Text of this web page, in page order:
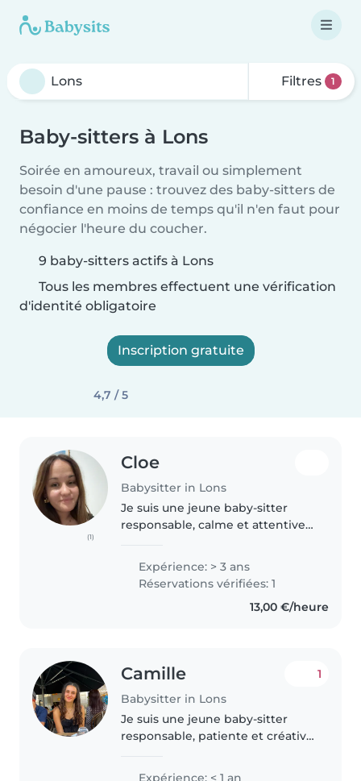
Filtres 1
Baby-sitters à Lons
Soirée en amoureux, travail ou simplement
besoin d'une pause : trouvez des baby-sitters de
confiance en moins de temps qu'il n'en faut pour
négocier l'heure du coucher.
9 baby-sitters actifs à Lons
Tous les membres effectuent une vérification
d'identité obligatoire
Inscription gratuite
4,7 / 5
(1)
Cloe
Babysitter in Lons
Je suis une jeune baby-sitter
responsable, calme et attentive,
petite enfance et auprès des
enfants à besoins spéciaux.
Titulaire du BAFA, du Bac Pro..
Expérience: > 3 ans
Réservations vérifiées: 1
13,00 €/heure
Camille
Babysitter in Lons
1
Je suis une jeune baby-sitter
responsable, patiente et créative
Expérience: < 1 an